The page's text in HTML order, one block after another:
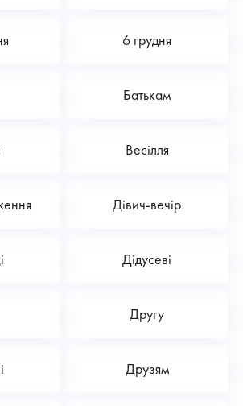
6 грудня
Батькам
Весілля
Дівич-вечір
Дідусеві
Другу
Друзям